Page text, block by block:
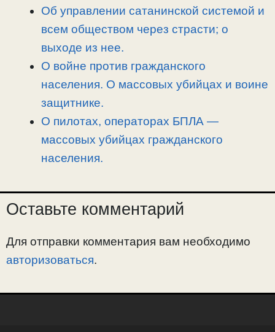
Об управлении сатанинской системой и
всем обществом через страсти; о
выходе из нее.
О войне против гражданского
населения. О массовых убийцах и воине
защитнике.
О пилотах, операторах БПЛА —
массовых убийцах гражданского
населения.
Оставьте комментарий
Для отправки комментария вам необходимо
авторизоваться.